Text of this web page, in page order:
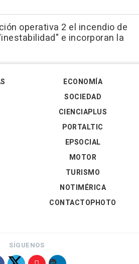
operativa 2 el incendio de
e incorporan la
ECONOMÍA
SOCIEDAD
CIENCIAPLUS
PORTALTIC
EPSOCIAL
MOTOR
TURISMO
NOTIMÉRICA
CONTACTOPHOTO
SÍGUENOS